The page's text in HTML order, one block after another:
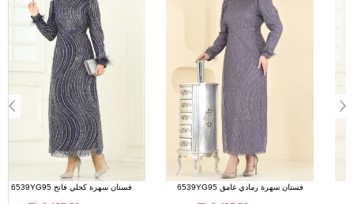
فستان سهرة رمادي غامق 6539YG95 فستان سهرة فضي 5680EDF311